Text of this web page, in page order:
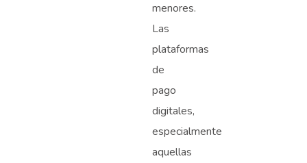
menores.
Las
plataformas
de
pago
digitales,
especialmente
aquellas